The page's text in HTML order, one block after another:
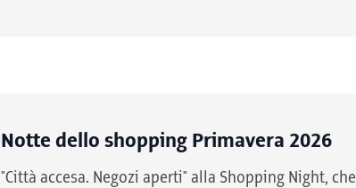
Notte dello shopping Primavera 2026
"Città accesa. Negozi aperti" alla Shopping Night, che